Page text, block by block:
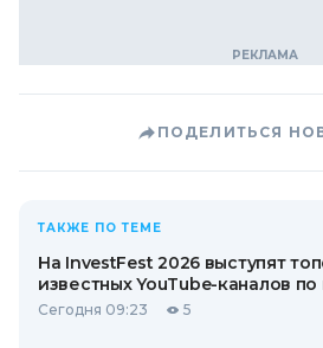
ПОДЕЛИТЬСЯ
ТАКЖЕ ПО ТЕМЕ
На InvestFest 2026 выступят
известных YouTube-каналов
Сегодня 09:23 5